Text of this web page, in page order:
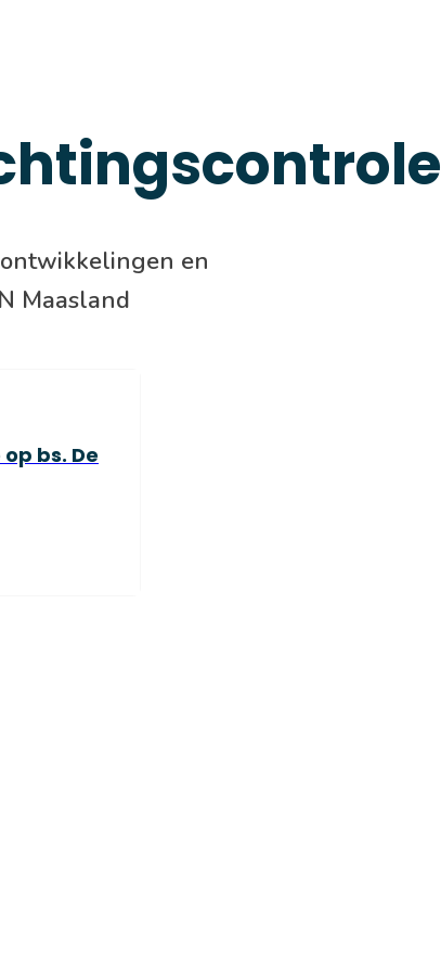
en
Maasland
bs. De